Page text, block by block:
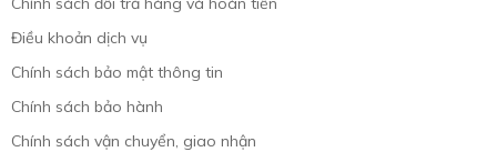
Điều khoản dịch vụ
Chính sách bảo mật thông tin
Chính sách bảo hành
Chính sách vận chuyển, giao nhận